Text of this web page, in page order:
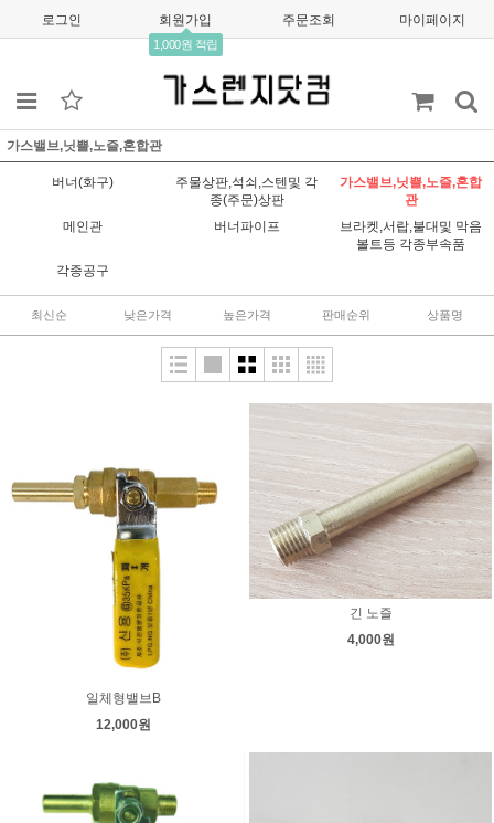
로그인 회원가입
1,000원 적립
주문조회 마이페이지
가스밸브,닛쁠,노즐,혼합관
버너(화구)
주물상판,석쇠,스텐및 각
종(주문)상판
가스밸브,닛쁠,노즐,혼합
관
메인관
버너파이프
브라켓,서랍,불대및 막음
볼트등 각종부속품
각종공구
최신순 낮은가격 높은가격 판매순위 상품명
일체형밸브B
12,000원
긴 노즐
4,000원